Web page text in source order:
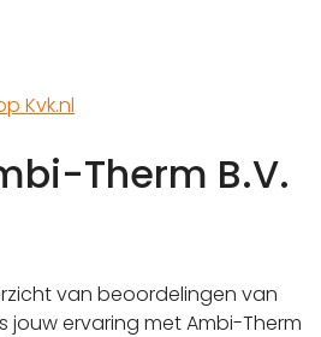
Kvk.nl
Therm B.V.
van beoordelingen van
jouw ervaring met Ambi-Therm